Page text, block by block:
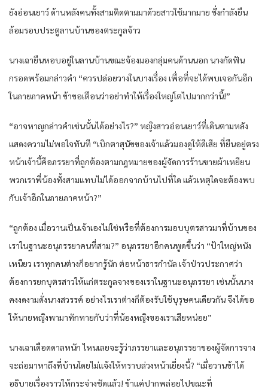
ยังอ่อนเยาว์ ด้านหลังคนทั้งสามติดตามมาด้วยสาวใช้มากมาย ซึ่งกำลังยืน
ล้อมรอบประตูลานบ้านของตระกูลจ้าว
นางเฉายืนหอบอยู่ในลานบ้านขณะจ้องมองกลุ่มคนด้านนอก นางกัดฟัน
กรอดพร้อมกล่าวคำ “ควรปล่อยวางในบางเรื่อง เพื่อที่จะได้พบเจอกันอีก
ในภายภาคหน้า ข้าขอเตือนว่าอย่าทำให้เรื่องใหญ่โตไปมากกว่านี้!”
“อาจหาญกล่าวคำเช่นนั้นได้อย่างไร?” หญิงสาวอ่อนเยาว์ที่เดินตามหลัง
แสดงความไม่พอใจทันที “เบิกตาสุนัขของเจ้าแล้วมองดูให้ดีเสีย ที่ยืนอยู่ตรง
หน้าเจ้านี้คือภรรยาที่ถูกต้องตามกฎหมายของผู้จัดการร้านขายผ้าเหยียน
พวกเราพี่น้องทั้งสามแทบไม่ได้ออกจากบ้านไปที่ใด แล้วเหตุใดจะต้องพบ
กับเจ้าอีกในภายภาคหน้า?”
“ถูกต้อง เมื่อวานเป็นเจ้าเองไม่ใช่หรือที่ต้องการมอบบุตรสาวมาที่บ้านของ
เราในฐานะอนุภรรยาคนที่สาม?” อนุภรรยาอีกคนพูดขึ้นว่า “ป้าใหญ่หนัง
เหนียว เราทุกคนต่างก็อยากรู้นัก ต่อหน้าธารกำนัล เจ้าป่าวประกาศว่า
ต้องการยกบุตรสาวให้แก่ตระกูลจางของเราในฐานะอนุภรรยา เช่นนั้นนาง
คงงดงามดั่งนางสวรรค์ อย่างไรเราต่างก็ต้องรับใช้บุรุษคนเดียวกัน จึงได้ขอ
ให้นายหญิงพามาทักทายกับว่าที่น้องหญิงของเราเสียหน่อย”
นางเฉาเดือดดาลหนัก ไหนเลยจะรู้ว่าภรรยาและอนุภรรยาของผู้จัดการจาง
จะถ่อมาหาถึงที่บ้านโดยไม่แจ้งให้ทราบล่วงหน้าเยี่ยงนี้? “เมื่อวานข้าได้
อธิบายเรื่องราวให้กระจ่างชัดแล้ว! ข้าแค่ปากพล่อยไปขณะที่